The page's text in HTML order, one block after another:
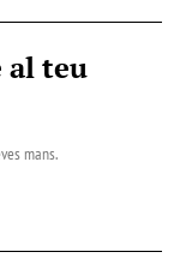
al teu
mans.